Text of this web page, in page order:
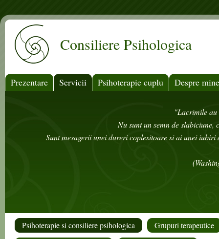
Mergi la conţinutul principal
Consiliere Psihologica
Prezentare Servicii Psihoterapie cuplu Despre mine
"Lacrimile au
Nu sunt un semn de slabiciune,
Sunt mesagerii unei dureri coplesitoare si ai unei iubiri
Psihoterapie si consiliere psihologica
Grupuri terapeutice